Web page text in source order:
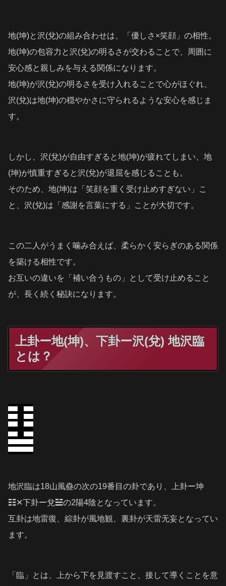
地(坤)と沢(兌)の組み合わせは、「優しさ×笑顔」の相性。
地(坤)の包容力と沢(兌)の明るさが交わることで、周囲に
安心感と親しみを与える関係になります。
地(坤)が沢(兌)の明るさを受け入れることで心がほぐれ、
沢(兌)は地(坤)の穏やかさに守られるような安心を感じま
す。
しかし、沢(兌)が自由すぎると地(坤)が疲れてしまい、地
(坤)が慎重すぎると沢(兌)が退屈を感じることも。
そのため、地(坤)は「笑顔を重く受け止めすぎない」こ
と、沢(兌)は「感謝を言葉にする」ことが大切です。
この二人がうまく噛み合えば、柔らかく安らぎのある関係
を築ける相性です。
お互いの違いを「補い合うもの」として受け止めること
が、長く続く秘訣になります。
上卦ー地(坤)、下卦ー沢(兌) 地沢臨
とは？
地沢臨は18山風蠱の次の19番目の卦であり、上卦ー坤
☷✕下卦ー兌☱の2陽4陰となっています。
互卦は地雷復、綜卦が風地観、裏卦が天雷无妄となってい
ます。
「臨」とは、上から下を見渡すこと、接して導くことを意